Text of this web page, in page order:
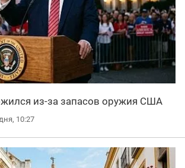
из-за запасов оружия США
10:27